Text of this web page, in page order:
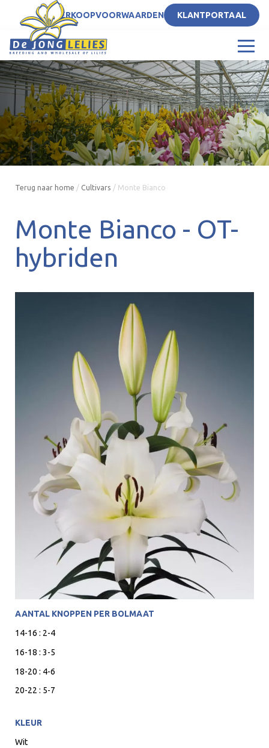
NLVERKOOPVOORWAARDEN KLANTPORTAAL
Terug naar home / Cultivars / Monte Bianco
Monte Bianco - OT-
hybriden
AANTAL KNOPPEN PER BOLMAAT
14-16 : 2-4
16-18 : 3-5
18-20 : 4-6
20-22 : 5-7
KLEUR
Wit